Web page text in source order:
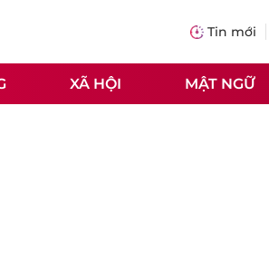
Tin mới
XÃ HỘI MẬT NGỮ